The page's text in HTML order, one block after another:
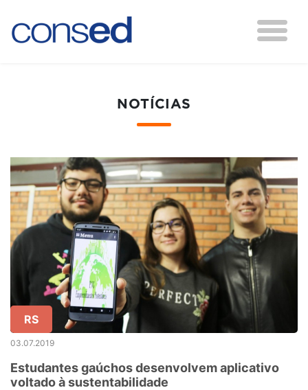
NOTÍCIAS
RS
03.07.2019
Estudantes gaúchos desenvolvem aplicativo
voltado à sustentabilidade